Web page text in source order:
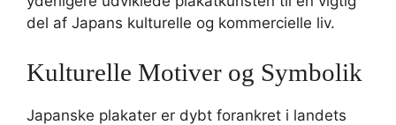
del af Japans kulturelle og kommercielle liv.
Kulturelle Motiver og Symbolik
Japanske plakater er dybt forankret i landets